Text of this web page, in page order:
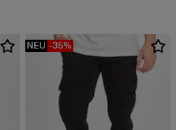
NEU -35%